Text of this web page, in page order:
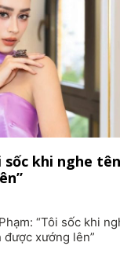
sốc khi nghe tên
“Tôi sốc khi
được xướng lên”